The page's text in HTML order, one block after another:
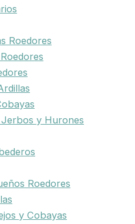
Roedores
y Hurones
Roedores
y Cobayas